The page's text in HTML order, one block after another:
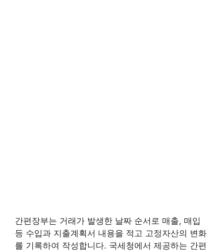
간편장부는 거래가 발생한 날짜 순서로 매출, 매입
등 수입과 지출계획서 내용을 적고 고정자산의 변화
를 기록하여 작성합니다. 국세청에서 제공하는 간편